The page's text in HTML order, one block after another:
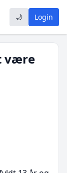
🌙 Login
være